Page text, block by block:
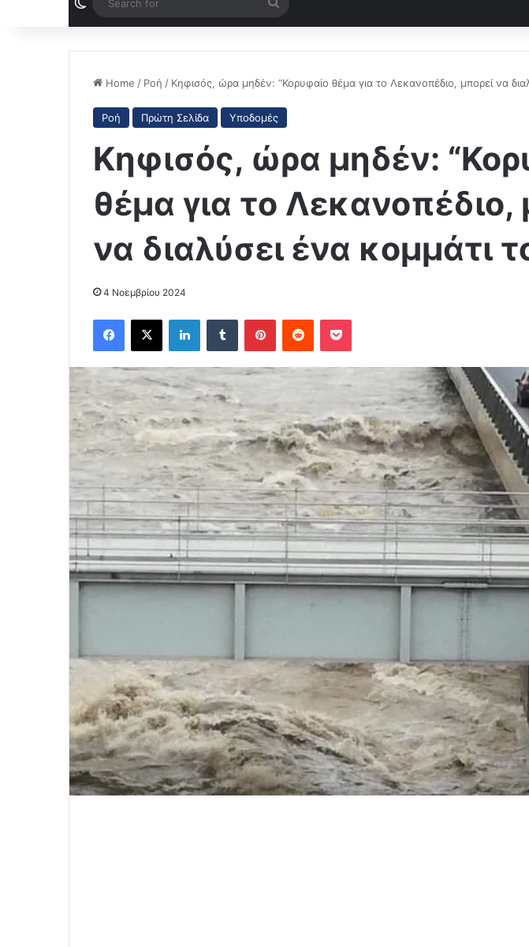
for
Home / Ροή / Κηφισός, ώρα μηδέν: “Κορυφαίο θέμα για το Λεκανοπέδιο, μπορεί να
Ροή Πρώτη Σελίδα Υποδομές
Κηφισός, ώρα μηδέν:
θέμα για το Λεκανοπέδιο,
να διαλύσει ένα κομμάτι
4 Νοεμβρίου 2024
Facebook
X LinkedInTumblr PinterestReddit Pocket